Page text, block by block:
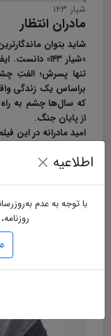
شیار ۱۴۳
مادران انتظار
شاید بتوان
«شیار ۱۴۳»
تنها پسرش؛ الفتِ
براساس یک زندگی
که سال‌ها چشم به
از پایان جنگ.
امید مادرانه در این
برایش لالایی
اطلاعیه
با توجه به عدم